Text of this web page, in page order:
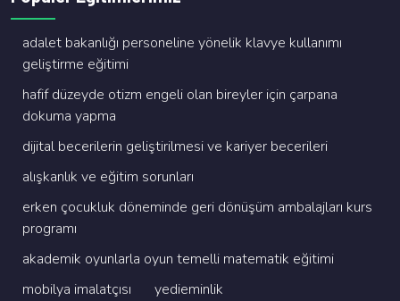
adalet bakanliği personeli̇ne yöneli̇k klavye kullanimi
geli̇şti̇rme eği̇ti̇mi̇
hafi̇f düzeyde oti̇zm engeli̇ olan bi̇reyler i̇çi̇n çarpana
dokuma yapma
di̇ji̇tal beceri̇leri̇n geli̇şti̇ri̇lmesi̇ ve kari̇yer beceri̇leri̇
alişkanlik ve eği̇ti̇m sorunlari
erken çocukluk dönemi̇nde geri̇ dönüşüm ambalajlari kurs
programi
akademi̇k oyunlarla oyun temelli̇ matemati̇k eği̇ti̇mi̇
mobi̇lya i̇malatçisi
yedi̇emi̇nli̇k